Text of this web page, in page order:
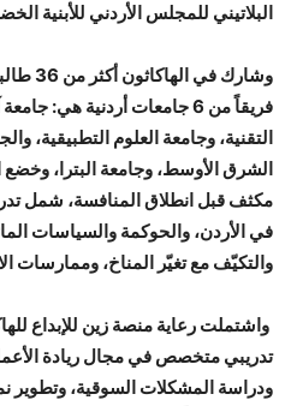
البلاتيني للمجلس الأردني للأبنية
فريقاً من 6 جامعات أردنية هي:
التقنية، وجامعة العلوم التطبيقية،
الشرق الأوسط، وجامعة البترا،
مكثف قبل انطلاق المنافسة، شمل
في الأردن، والحوكمة والسياسات
والتكيّف مع تغيّر المناخ، وممارسات
واشتملت رعاية منصة زين للإبداع
تدريبي متخصص في مجال ريادة
ودراسة المشكلات السوقية، وتطوير